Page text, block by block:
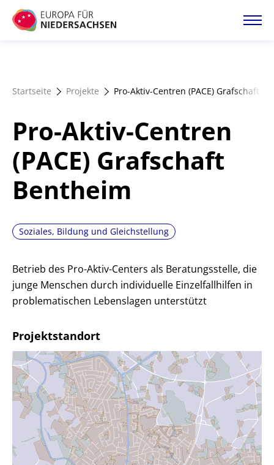
Direkt
zum
Förderangebote
Magazin
Startseite Projekte Pro-Aktiv-Centren (PACE) Grafschaft
Pro-Aktiv-Centren
(PACE) Grafschaft
Bentheim
Soziales, Bildung und Gleichstellung
Betrieb des Pro-Aktiv-Centers als Beratungsstelle, die
junge Menschen durch individuelle Einzelfallhilfen in
problematischen Lebenslagen unterstützt
Projektstandort